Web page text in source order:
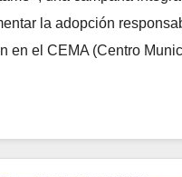
la adopción
en el CEMA (Centro